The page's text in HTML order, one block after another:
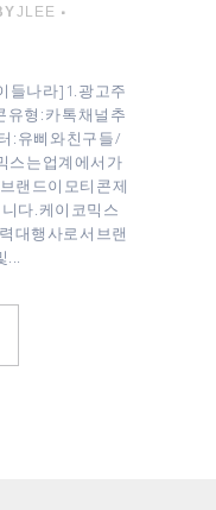
JLEE
나라 ] 1. 광고주
유형 : 카톡 채널추
: 유삐와 친구들 /
스는 업계에서 가
랜드이모티콘 제
니다. 케이코믹스
대행사로서 브랜
...